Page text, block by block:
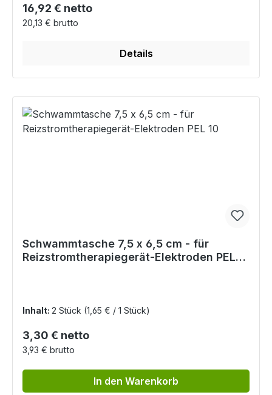
Regulärer Preis:
16,92 € netto
20,13 € brutto
Details
Schwammtasche 7,5 x 6,5 cm - für
Reizstromtherapiegerät-Elektroden PEL
Inhalt: 2 Stück (1,65 € / 1 Stück)
Regulärer Preis:
3,30 € netto
3,93 € brutto
In den Warenkorb